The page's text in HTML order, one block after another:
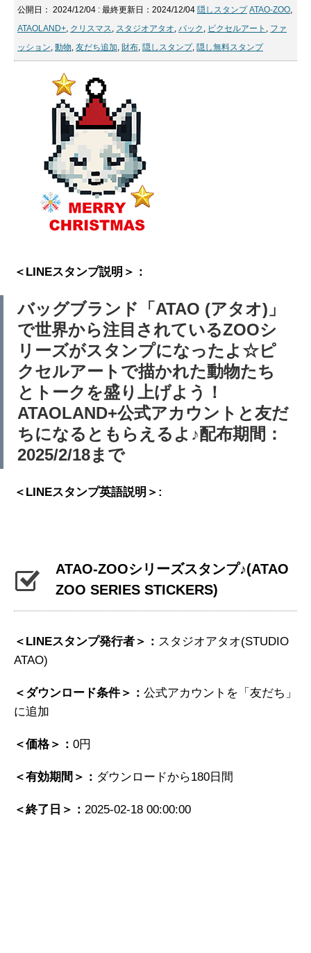
公開日： 2024/12/04 : 最終更新日：2024/12/04 隠しスタンプ ATAO-ZOO,
ATAOLAND+, クリスマス, スタジオアタオ, パック , ピクセルアート , ファ
ッション, 動物, 友だち追加, 財布, 隠しスタンプ, 隠し無料スタンプ
＜LINEスタンプ説明＞：
バッグブランド「ATAO (アタオ)」
で世界から注目されているZOOシ
リーズがスタンプになったよ☆ピ
クセルアートで描かれた動物たち
とトークを盛り上げよう！
ATAOLAND+公式アカウントと友だ
ちになるともらえるよ♪配布期間：
2025/2/18まで
＜LINEスタンプ英語説明＞:
ATAO-ZOOシリーズスタンプ♪(ATAO
ZOO SERIES STICKERS)
＜LINEスタンプ発行者＞： スタジオアタオ(STUDIO
ATAO)
＜ダウンロード条件＞： 公式アカウントを「友だち」
に追加
＜価格＞： 0円
＜有効期間＞： ダウンロードから180日間
＜終了日＞： 2025-02-18 00:00:00